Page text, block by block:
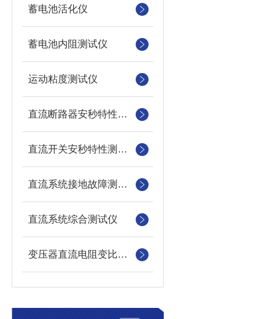
蓄电池活化仪
蓄电池内阻测试仪
运动粘度测试仪
直流断路器安秒特性测试仪
直流开关安秒特性测试仪
直流系统接地故障测试仪
直流系统综合测试仪
变压器直流电阻变比测试仪